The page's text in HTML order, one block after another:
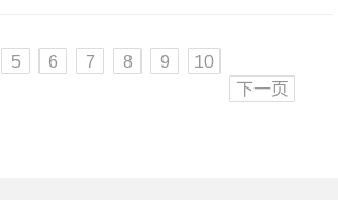
5 6 7 8 9
10
下一页